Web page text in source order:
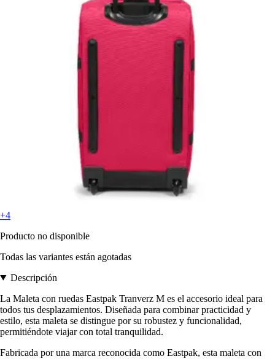
+4
Producto no disponible
Todas las variantes están agotadas
Descripción
La Maleta con ruedas Eastpak Tranverz M es el accesorio ideal para
todos tus desplazamientos. Diseñada para combinar practicidad y
estilo, esta maleta se distingue por su robustez y funcionalidad,
permitiéndote viajar con total tranquilidad.
Fabricada por una marca reconocida como Eastpak, esta maleta con